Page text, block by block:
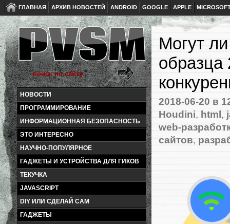
ГЛАВНАЯ АРХИВ НОВОСТЕЙ ANDROID GOOGLE APPLE
НОВОСТИ
ПРОГРАММИРОВАНИЕ
ИНФОРМАЦИОННАЯ БЕЗОПАСНОСТЬ
ЭТО ИНТЕРЕСНО
НАУЧНО-ПОПУЛЯРНОЕ
ГАДЖЕТЫ И УСТРОЙСТВА ДЛЯ ГИКОВ
ТЕКУЧКА
JAVASCRIPT
DIY ИЛИ СДЕЛАЙ САМ
ГАДЖЕТЫ
Могут
образца
2018-06-20 в
Houdini, html,
web-
сайтов,